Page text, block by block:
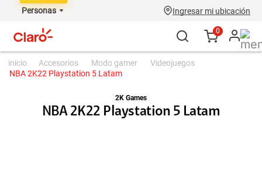
Personas Ingresar mi ubicación
0
accesorios modo gamer
videojuegos
NBA 2K22 Playstation 5 Latam
2K Games
NBA 2K22 Playstation 5 Latam